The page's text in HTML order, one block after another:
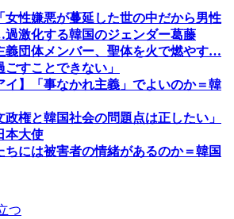
女性嫌悪が蔓延した世の中だから男性
激化する韓国のジェンダー葛藤
義団体メンバー、聖体を火で燃やす…
すことできない」
イ】「事なかれ主義」でよいのか＝韓
政権と韓国社会の問題点は正したい」
本大使
ちには被害者の情緒があるのか＝韓国
つ